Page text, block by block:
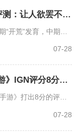
《重返帝国》评测：让人欲罢不能的新一代策略游戏
07-28
《Apex英雄手游》IGN评分8分：对游戏未来抱有期待
IGN为《Apex英雄手游》打出8分的评价，测评者认为，《A...
07-28